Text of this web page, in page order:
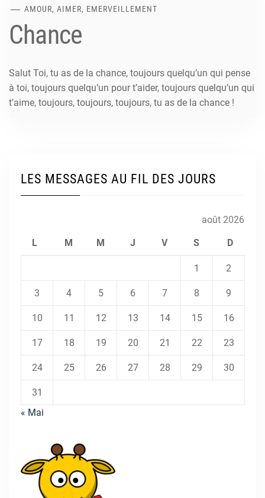
AMOUR, AIMER, EMERVEILLEMENT
Chance
Salut Toi, tu as de la chance, toujours quelqu’un qui pense
à toi, toujours quelqu’un pour t’aider, toujours quelqu’un qui
t’aime, toujours, toujours, toujours, tu as de la chance !
LES MESSAGES AU FIL DES JOURS
août 2026
L M M J V S D
1 2
3 4 5 6 7 8 9
10 11 12 13 14 15 16
17 18 19 20 21 22 23
24 25 26 27 28 29 30
31
« Mai